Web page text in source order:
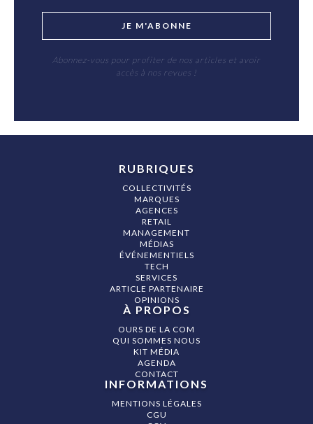
JE M'ABONNE
Abonnez-vous pour profiter de nos articles et avoir
accès à nos revues !
RUBRIQUES
COLLECTIVITÉS
MARQUES
AGENCES
RETAIL
MANAGEMENT
MÉDIAS
ÉVÉNEMENTIELS
TECH
SERVICES
ARTICLE PARTENAIRE
OPINIONS
À PROPOS
OURS DE LA COM
QUI SOMMES NOUS
KIT MÉDIA
AGENDA
CONTACT
INFORMATIONS
MENTIONS LÉGALES
CGU